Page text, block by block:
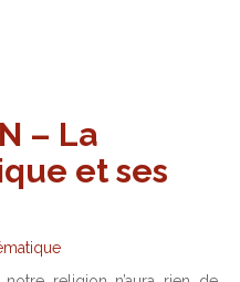
– La
et ses